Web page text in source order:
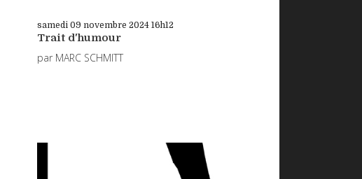
samedi 09 novembre 2024 16h12
Trait d'humour
par MARC SCHMITT